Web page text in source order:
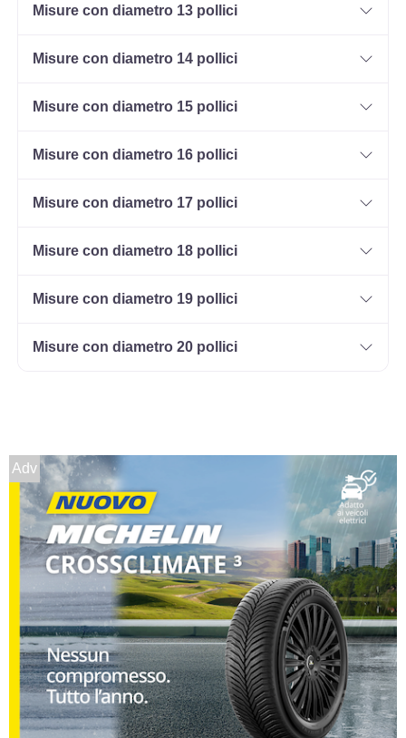
Misure con diametro 13 pollici
Misure con diametro 14 pollici
Misure con diametro 15 pollici
Misure con diametro 16 pollici
Misure con diametro 17 pollici
Misure con diametro 18 pollici
Misure con diametro 19 pollici
Misure con diametro 20 pollici
Adv